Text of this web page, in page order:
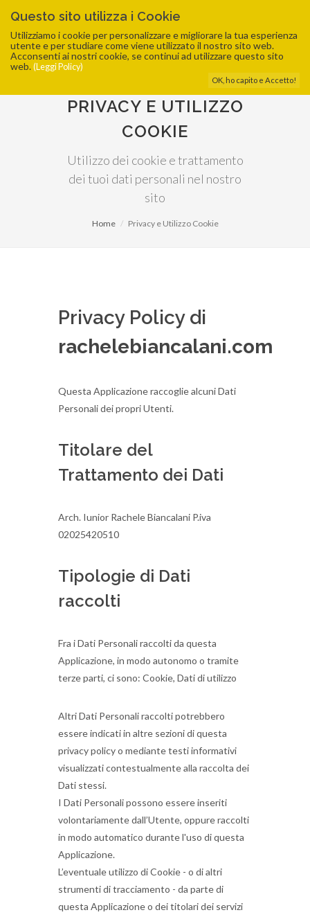
PRIVACY E UTILIZZO
COOKIE
Utilizzo dei cookie e trattamento
dei tuoi dati personali nel nostro
sito
Home Privacy e Utilizzo Cookie
Privacy Policy di
rachelebiancalani.com
Questa Applicazione raccoglie alcuni Dati
Personali dei propri Utenti.
Titolare del
Trattamento dei Dati
Arch. Iunior Rachele Biancalani P.iva
02025420510
Tipologie di Dati
raccolti
Fra i Dati Personali raccolti da questa
Applicazione, in modo autonomo o tramite
terze parti, ci sono: Cookie, Dati di utilizzo
Altri Dati Personali raccolti potrebbero
essere indicati in altre sezioni di questa
privacy policy o mediante testi informativi
visualizzati contestualmente alla raccolta dei
Dati stessi.
I Dati Personali possono essere inseriti
volontariamente dall’Utente, oppure raccolti
in modo automatico durante l'uso di questa
Applicazione.
L’eventuale utilizzo di Cookie - o di altri
strumenti di tracciamento - da parte di
questa Applicazione o dei titolari dei servizi
Questo sito utilizza i Cookie
Utilizziamo i cookie per personalizzare e migliorare la tua esperienza
utente e per studiare come viene utilizzato il nostro sito web.
Acconsenti ai nostri cookie, se continui ad utilizzare questo sito
web. (Leggi Policy)
OK, ho capito e Accetto!